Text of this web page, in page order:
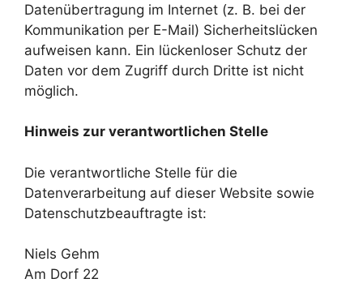
Datenübertragung im Internet (z. B. bei der
Kommunikation per E-Mail) Sicherheitslücken
aufweisen kann. Ein lückenloser Schutz der
Daten vor dem Zugriff durch Dritte ist nicht
möglich.
Hinweis zur verantwortlichen Stelle
Die verantwortliche Stelle für die
Datenverarbeitung auf dieser Website sowie
Datenschutzbeauftragte ist:
Niels Gehm
Am Dorf 22